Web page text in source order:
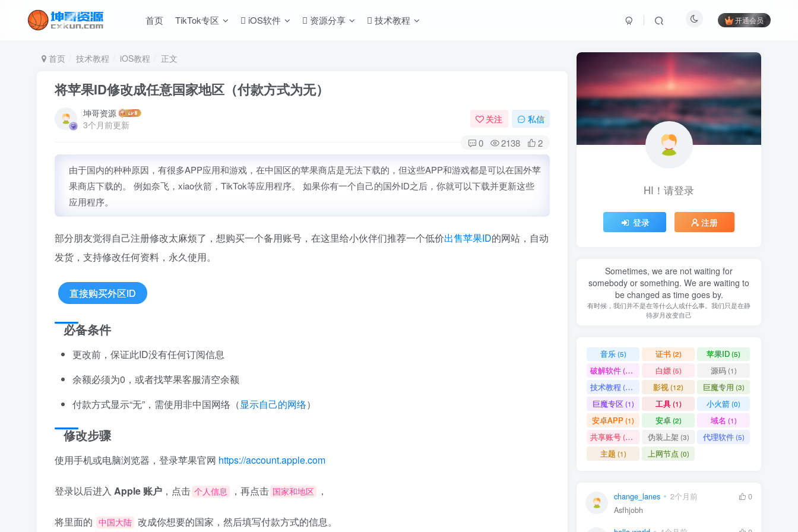
首页 TikTok专区 iOS软件 资源分享 技术教程 开通会员
首页 技术教程 iOS教程 正文
将苹果ID修改成任意国家地区（付款方式为无）
坤哥资源
3个月前更新
关注 私信
0 2138 2
由于国内的种种原因，有很多APP应用和游戏，在中国区的苹果商店是无法下载的，但这些APP和游戏都是可以在国外苹
果商店下载的。 例如奈飞，xiao伙箭，TikTok等应用程序。 如果你有一个自己的国外ID之后，你就可以下载并更新这些
应用程序。
部分朋友觉得自己注册修改太麻烦了，想购买一个备用账号，在这里给小伙伴们推荐一个低价出售苹果ID的网站，自动
发货，支持修改任何资料，永久使用。
直接购买外区ID
必备条件
更改前，保证此ID没有任何订阅信息
余额必须为0，或者找苹果客服清空余额
付款方式显示“无”，需使用非中国网络（显示自己的网络）
修改步骤
使用手机或电脑浏览器，登录苹果官网 https://account.apple.com
登录以后进入 Apple 账户 ，点击 个人信息 ，再点击 国家和地区 ，
将里面的 中国大陆 改成你想要的国家，然后填写付款方式的信息。
HI！请登录
登录 注册
Sometimes, we are not waiting for
somebody or something. We are waiting to
be changed as time goes by.
有时候，我们并不是在等什么人或什么事。我们只是在静
待岁月改变自己
音乐(5) 证书(2) 苹果ID(5)
破解软件(11) 白嫖(5) 源码(1)
技术教程 (15) 影视(12) 巨魔专用 (3)
巨魔专区(1) 工具(1) 小火箭(0)
安卓APP (1) 安卓(2) 域名 (1)
共享账号(11) 伪装上架 (3) 代理软件(5)
主题 (1) 上网节点 (0)
change_lanes 2个月前
0
Asfhjobh